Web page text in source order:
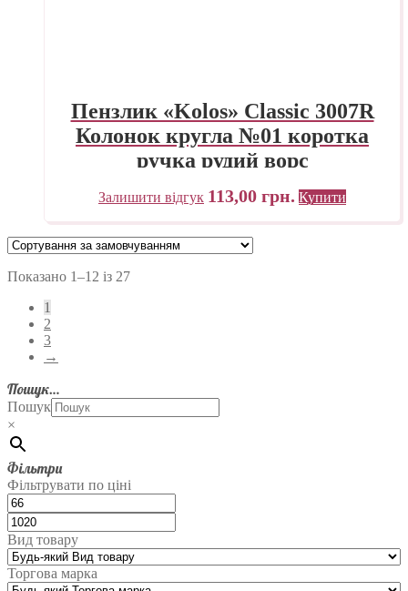
Пензлик «Kolos» Classic 3007R
Колонок кругла №01 коротка
ручка рудий ворс
Залишити відгук 113,00 грн. Купити
Показано 1–12 із 27
1
2
3
→
Пошук…
Пошук
×
Фільтри
Фільтрувати по ціні
Вид товару
Торгова марка